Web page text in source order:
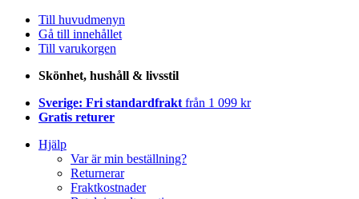
Till huvudmenyn
Gå till innehållet
Till varukorgen
Skönhet, hushåll & livsstil
Sverige: Fri standardfrakt från 1 099 kr
Gratis returer
Hjälp
Var är min beställning?
Returnerar
Fraktkostnader